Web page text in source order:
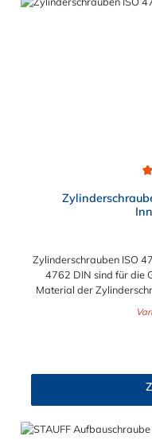
Zylinderschrauben ISO
4762 DIN sind für die
Material der